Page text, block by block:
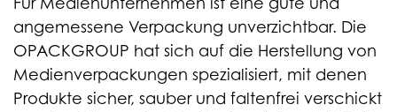
angemessene Verpackung unverzichtbar. Die
OPACKGROUP hat sich auf die Herstellung von
Medienverpackungen spezialisiert, mit denen
Produkte sicher, sauber und faltenfrei verschickt